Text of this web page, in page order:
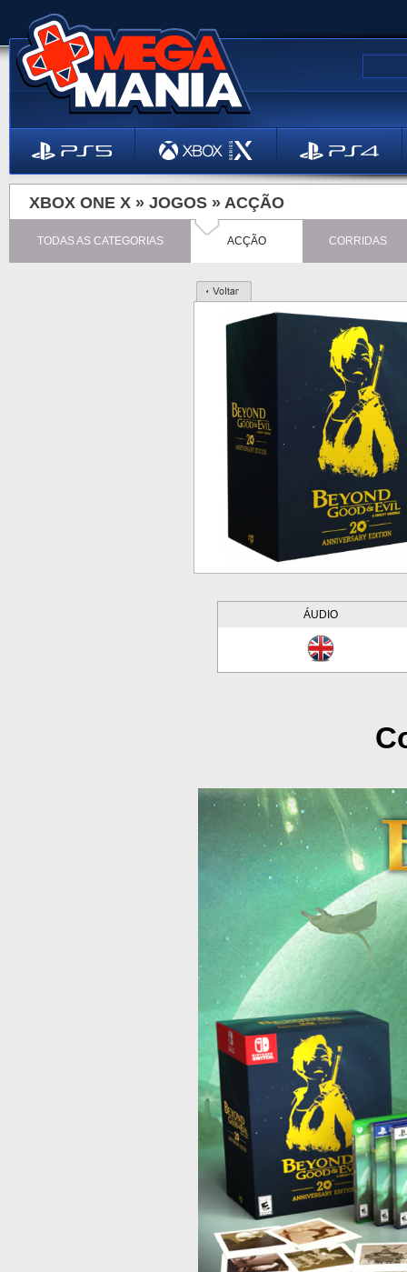
XBOX ONE X » JOGOS » ACÇÃO
TODAS AS CATEGORIAS ACÇÃO CORRIDAS
ÁUDIO